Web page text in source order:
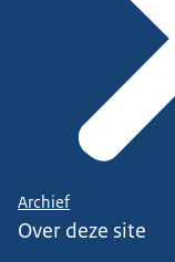
Archief
Over deze site